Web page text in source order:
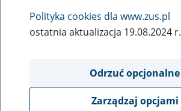
Rodzaj wydarzenia
Szkolenia
Obszar merytoryczny
obsługa klientów
Polityka cookies dla www.zus.pl
ostatnia aktualizacja 19.08.2024 r.
Odrzuć opcjonalne
Zarządzaj opcjami